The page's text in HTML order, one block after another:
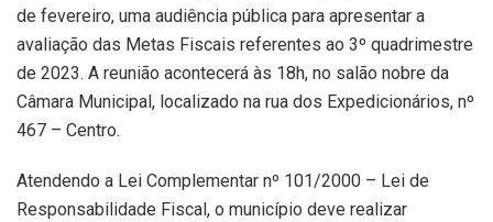
de fevereiro, uma audiência pública para apresentar a
avaliação das Metas Fiscais referentes ao 3º quadrimestre
de 2023. A reunião acontecerá às 18h, no salão nobre da
Câmara Municipal, localizado na rua dos Expedicionários, nº
467 – Centro.
Atendendo a Lei Complementar nº 101/2000 – Lei de
Responsabilidade Fiscal, o município deve realizar